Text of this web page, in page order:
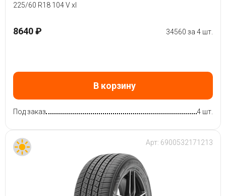
225/60 R18 104 V xl
8640 ₽ 34560 за 4 шт.
В корзину
Под заказ 4 шт.
Арт: 6900532171213